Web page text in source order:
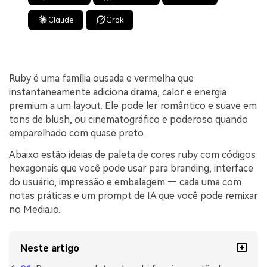
Claude Grok
Ruby é uma família ousada e vermelha que
instantaneamente adiciona drama, calor e energia
premium a um layout. Ele pode ler romântico e suave em
tons de blush, ou cinematográfico e poderoso quando
emparelhado com quase preto.
Abaixo estão ideias de paleta de cores ruby com códigos
hexagonais que você pode usar para branding, interface
do usuário, impressão e embalagem — cada uma com
notas práticas e um prompt de IA que você pode remixar
no Media.io.
Neste artigo